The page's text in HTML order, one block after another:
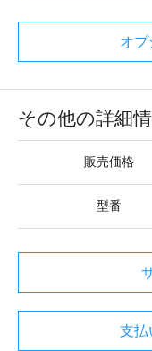
オプ
その他の詳細
販売価格
型番
支払